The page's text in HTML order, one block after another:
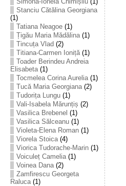
Stanciu Cătălina Georgiana
(1)
Tatiana Neagoe(1)
Țigău Maria Mădălina(1)
Tincuța Vlad (2)
Titiana-Carmen Ioniță(1)
Toader Berindeu Andreia
Elisabeta(1)
Tocmelea Corina Aurelia(1)
Tucă Maria Georgiana(2)
Tudorița Lungu(1)
Vali-Isabela Mărunțiș (2)
Vasilica Brebenel (1)
Vasilica Sălceanu(1)
Violeta-Elena Roman(1)
Viorela Stoica(4)
Viorica Tudorache-Marin(1)
Voiculeț Camelia(1)
Voinea Dana(2)
Zamfirescu Georgeta
Raluca(1)